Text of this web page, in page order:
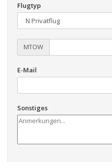
Flugtyp
MTOW
E-Mail
Sonstiges